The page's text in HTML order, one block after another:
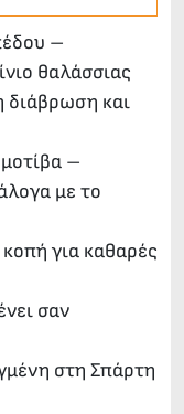
–
θαλάσσιας
διάβρωση και
–
με το
για καθαρές
σαν
στη Σπάρτη